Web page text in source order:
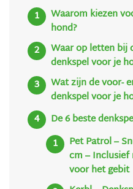
Waarom kiezen
hond?
Waar op letten bij
denkspel voor je
Wat zijn de voor-
denkspel voor je
De 6 beste
Pet Patrol –
cm – Inclusief
voor het gebit